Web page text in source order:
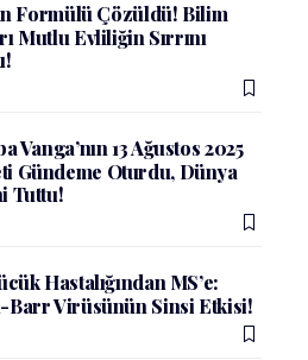
Formülü Çözüldü! Bilim
Mutlu Evliliğin Sırrını
Vanga’nın 13 Ağustos 2025
Gündeme Oturdu, Dünya
Tuttu!
Hastalığından MS’e:
Barr Virüsünün Sinsi Etkisi!